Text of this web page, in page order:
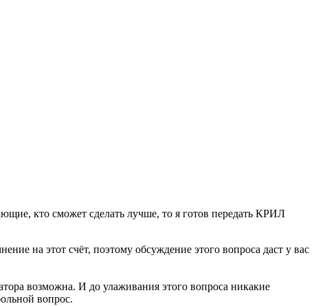
кто сможет сделать лучше, то я готов передать КРИЛ
на этот счёт, поэтому обсуждение этого вопроса даст у вас
возможна. И до улаживания этого вопроса никакие
вопрос.